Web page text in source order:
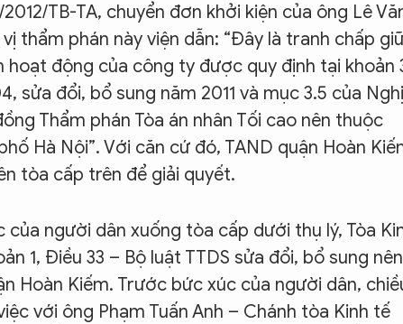
TB-TA, chuyển đơn khởi kiện của ông Lê
thẩm phán này viện dẫn: “Đây là tranh chấp
hoạt động của công ty được quy định tại khoản
sửa đổi, bổ sung năm 2011 và mục 3.5 của Nghị
Thẩm phán Tòa án nhân Tối cao nên thuộc
Hà Nội”. Với căn cứ đó, TAND quận Hoàn
tòa cấp trên để giải quyết.
người dân xuống tòa cấp dưới thụ lý, Tòa
1, Điều 33 – Bộ luật TTDS sửa đổi, bổ sung nên
Hoàn Kiếm. Trước bức xúc của người dân,
với ông Phạm Tuấn Anh – Chánh tòa Kinh tế